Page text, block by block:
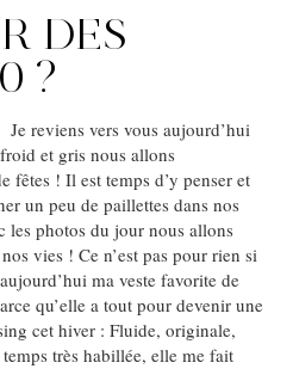
DES
?
reviens vers vous aujourd’hui
et gris nous allons
fêtes ! Il est temps d’y penser et
un peu de paillettes dans nos
les photos du jour nous allons
vies ! Ce n’est pas pour rien si
ma veste favorite de
qu’elle a tout pour devenir une
cet hiver : Fluide, originale,
très habillée, elle me fait